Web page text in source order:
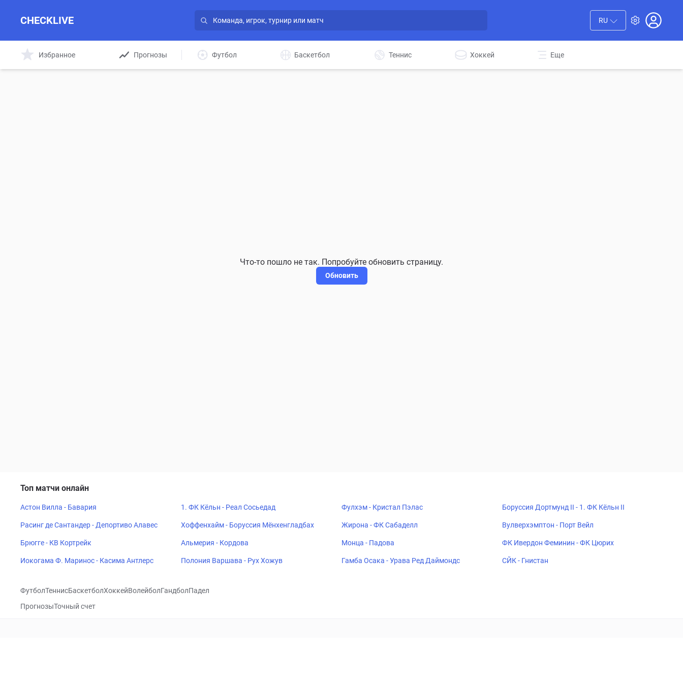
CHECKLIVE RU
Избранное Прогнозы Футбол Баскетбол Теннис Хоккей Еще
Что-то пошло не так. Попробуйте обновить страницу.
Обновить
Топ матчи онлайн
Астон Вилла - Бавария 1. ФК Кёльн - Реал Сосьедад Фулхэм - Кристал Пэлас Боруссия Дортмунд II - 1. ФК Кёльн II
Расинг де Сантандер - Депортиво Алавес Хоффенхайм - Боруссия Мёнхенгладбах Жирона - ФК Сабаделл Вулверхэмптон - Порт Вейл
Брюгге - КВ Кортрейк Альмерия - Кордова Монца - Падова ФК Ивердон Феминин - ФК Цюрих
Иокогама Ф. Маринос - Касима Антлерс Полония Варшава - Рух Хожув Гамба Осака - Урава Ред Даймондс СЙК - Гнистан
ФутболТеннисБаскетболХоккейВолейболГандболПадел
ПрогнозыТочный счет